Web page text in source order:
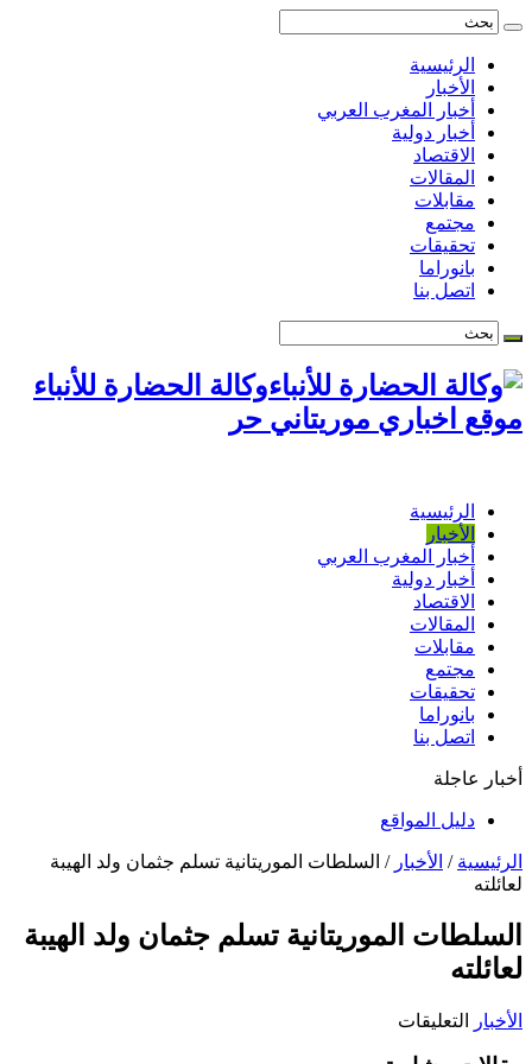
الرئيسية
الأخبار
أخبار المغرب العربي
أخبار دولية
الاقتصاد
المقالات
مقابلات
مجتمع
تحقيقات
بانوراما
اتصل بنا
وكالة الحضارة للأنباء
موقع اخباري موريتاني حر
الرئيسية
الأخبار
أخبار المغرب العربي
أخبار دولية
الاقتصاد
المقالات
مقابلات
مجتمع
تحقيقات
بانوراما
اتصل بنا
أخبار عاجلة
دليل المواقع
الرئيسية / الأخبار / السلطات الموريتانية تسلم جثمان ولد الهيبة
لعائلته
السلطات الموريتانية تسلم جثمان ولد الهيبة
لعائلته
الأخبار التعليقات